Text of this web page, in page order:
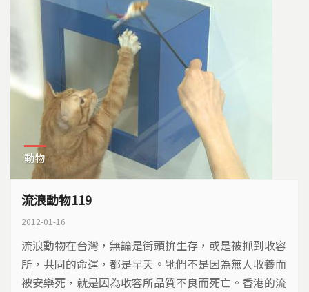
動物
流浪動物119
2012-01-16
流浪動物在台灣，無論是街頭拚生存，或是被抓到收容
所，共同的命運，都是早夭。牠們不是因為無人收養而
被安樂死，就是因為收容所品質不良而死亡。香港的流